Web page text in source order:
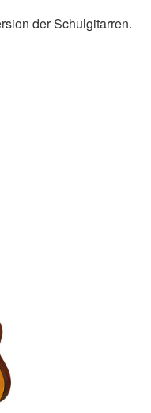
der Schulgitarren.